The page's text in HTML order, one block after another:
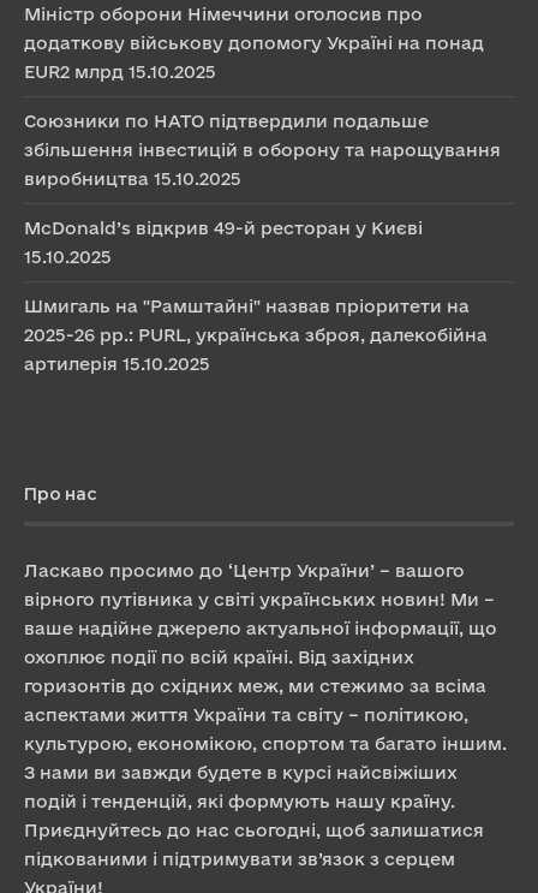
Міністр оборони Німеччини оголосив про
додаткову військову допомогу Україні на понад
EUR2 млрд 15.10.2025
Союзники по НАТО підтвердили подальше
збільшення інвестицій в оборону та нарощування
виробництва 15.10.2025
McDonald’s відкрив 49-й ресторан у Києві
15.10.2025
Шмигаль на "Рамштайні" назвав пріоритети на
2025-26 рр.: PURL, українська зброя, далекобійна
артилерія 15.10.2025
Про нас
Ласкаво просимо до ‘Центр України’ – вашого
вірного путівника у світі українських новин! Ми –
ваше надійне джерело актуальної інформації, що
охоплює події по всій країні. Від західних
горизонтів до східних меж, ми стежимо за всіма
аспектами життя України та світу – політикою,
культурою, економікою, спортом та багато іншим.
З нами ви завжди будете в курсі найсвіжіших
подій і тенденцій, які формують нашу країну.
Приєднуйтесь до нас сьогодні, щоб залишатися
підкованими і підтримувати зв’язок з серцем
України!